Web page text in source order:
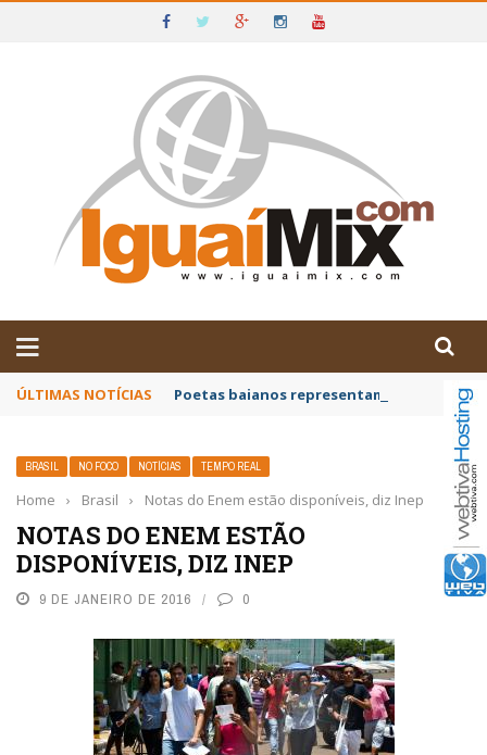
IGUAÍ E SUDOESTE DA BAHIA
ÚLTIMAS NOTÍCIAS Poetas baianos representam o Brasil no
BRASIL NO FOCO NOTÍCIAS TEMPO REAL
Home › Brasil › Notas do Enem estão disponíveis, diz Inep
NOTAS DO ENEM ESTÃO
DISPONÍVEIS, DIZ INEP
9 DE JANEIRO DE 2016 0